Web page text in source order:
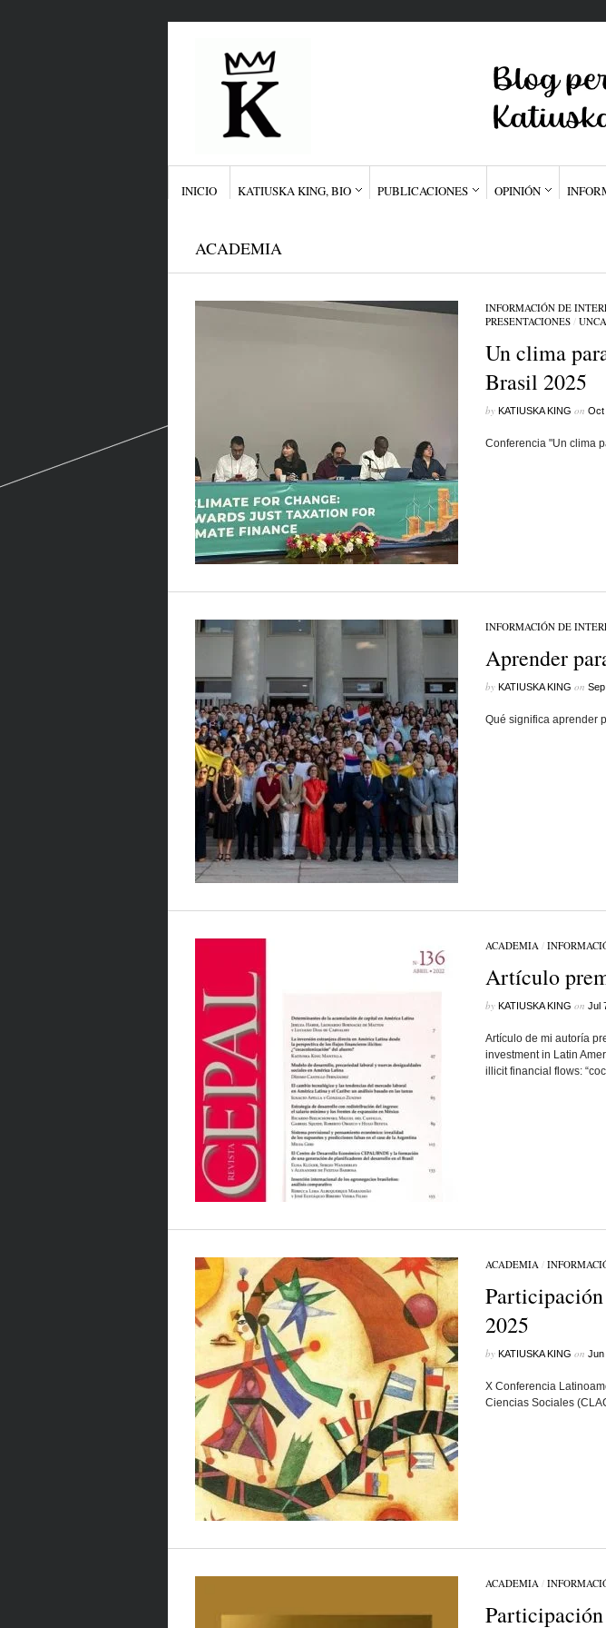
INICIO KATIUSKA KING, BIO PUBLICACIONES OPINIÓN
ACADEMIA
INFORMACIÓN DE
PRESENTACIONES/
Un clima
Brasil 2025
by KATIUSKA KING on Oct
Conferencia "Un clima
INFORMACIÓN DE
Aprender
by KATIUSKA KING on
Qué significa aprender
ACADEMIA/
Artículo
by KATIUSKA KING on Jul
Artículo de mi autoría
investment in Latin
illicit financial flows:
ACADEMIA/
2025
by KATIUSKA KING on Jun
X Conferencia
Ciencias Sociales
ACADEMIA/